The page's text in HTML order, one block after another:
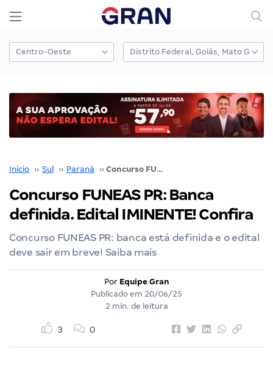
Início ›› Sul ›› Paraná ›› Concurso FUNEAS PR: Banca definida. Edital IMINENTE! Confira
Concurso FUNEAS PR: Banca
definida. Edital IMINENTE! Confira
Concurso FUNEAS PR: banca está definida e o edital
deve sair em breve! Saiba mais
Por Equipe Gran
Publicado em 20/06/25
2 min. de leitura
3 0